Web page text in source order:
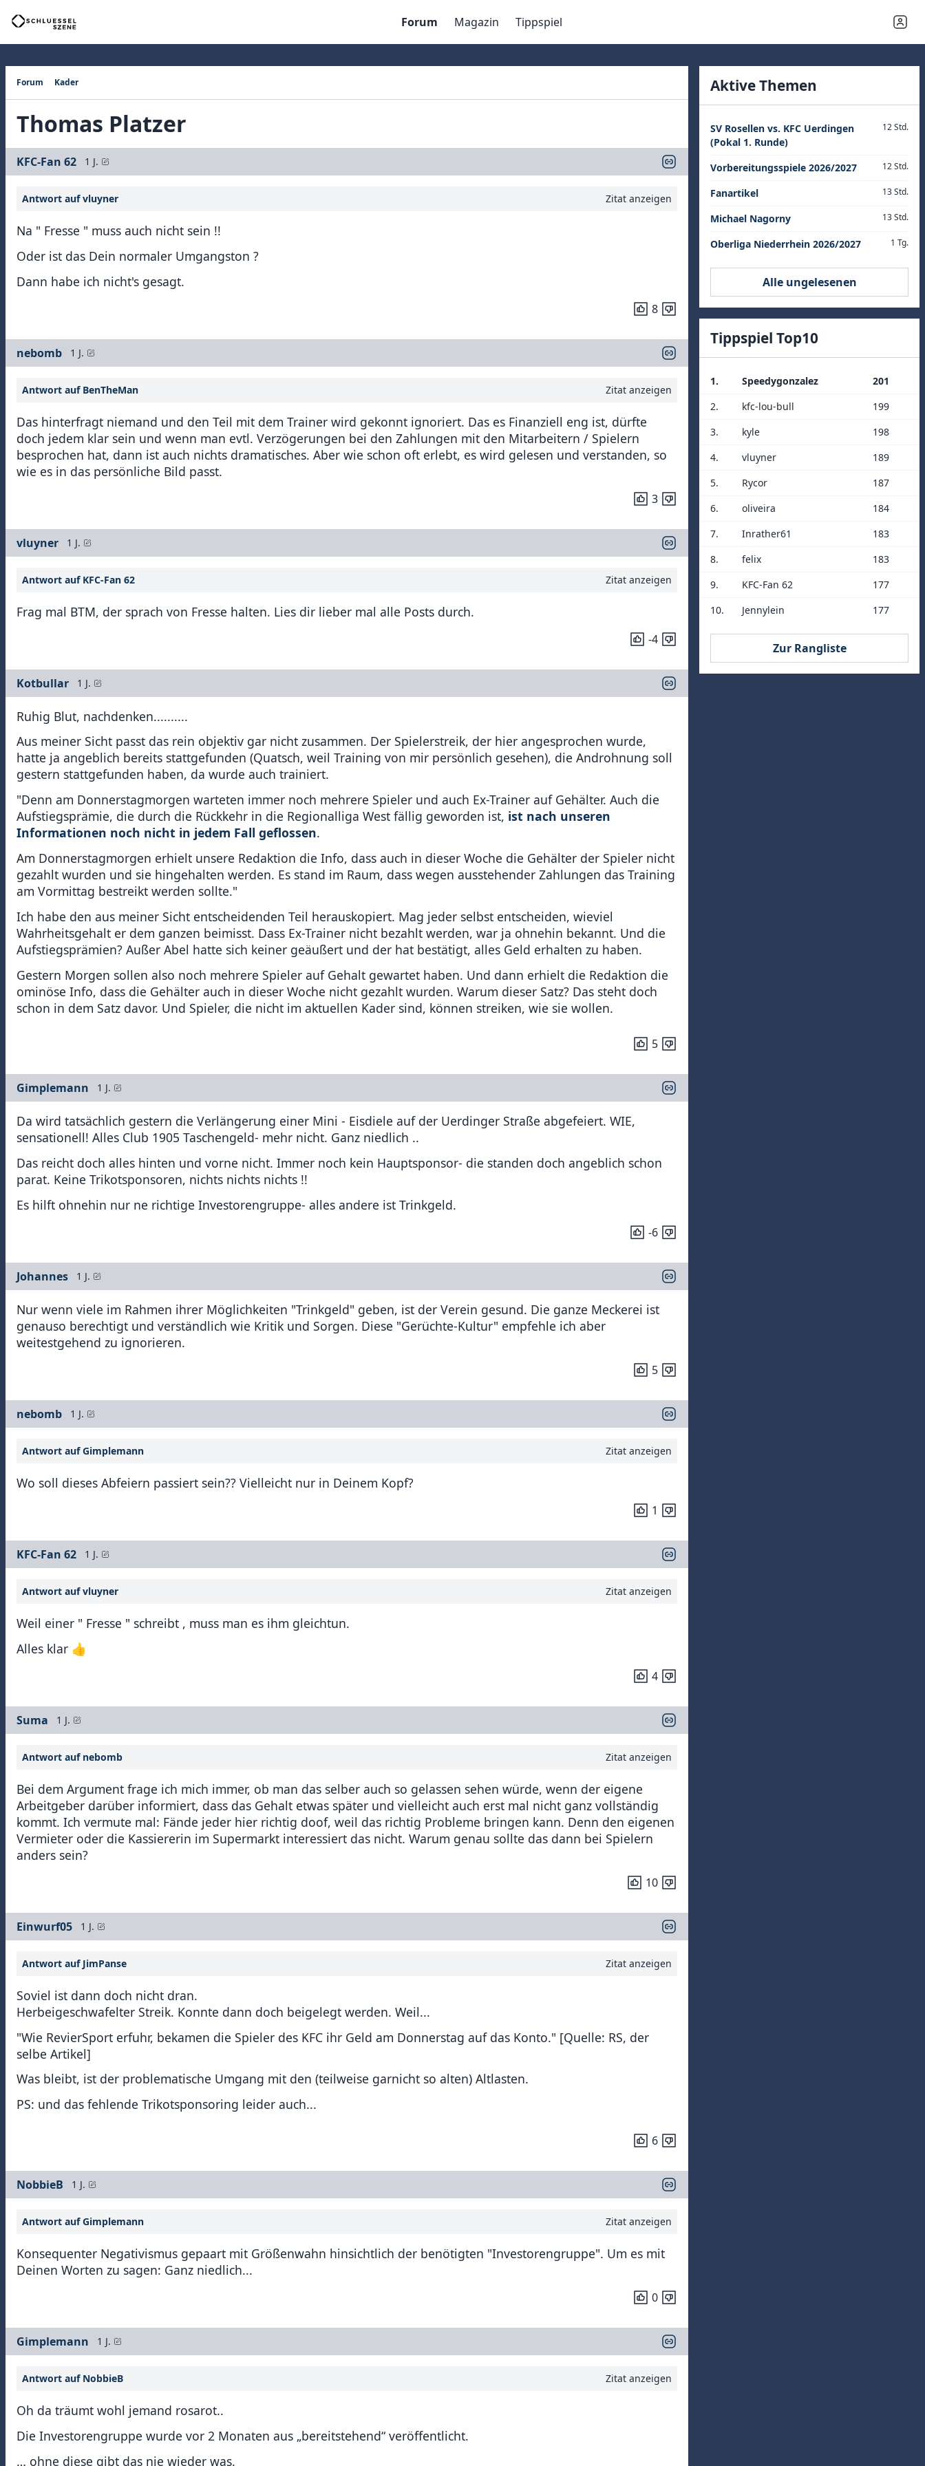
Forum Magazin Tippspiel
Forum Kader
Thomas Platzer
KFC-Fan 62 1 J.
Antwort auf vluyner Zitat anzeigen
Na " Fresse " muss auch nicht sein !!
Oder ist das Dein normaler Umgangston ?
Dann habe ich nicht's gesagt.
8
nebomb 1 J.
Antwort auf BenTheMan Zitat anzeigen
Das hinterfragt niemand und den Teil mit dem Trainer wird gekonnt ignoriert. Das es Finanziell eng ist, dürfte
doch jedem klar sein und wenn man evtl. Verzögerungen bei den Zahlungen mit den Mitarbeitern / Spielern
besprochen hat, dann ist auch nichts dramatisches. Aber wie schon oft erlebt, es wird gelesen und verstanden, so
wie es in das persönliche Bild passt.
3
vluyner 1 J.
Antwort auf KFC-Fan 62 Zitat anzeigen
Frag mal BTM, der sprach von Fresse halten. Lies dir lieber mal alle Posts durch.
-4
Kotbullar 1 J.
Ruhig Blut, nachdenken..........
Aus meiner Sicht passt das rein objektiv gar nicht zusammen. Der Spielerstreik, der hier angesprochen wurde,
hatte ja angeblich bereits stattgefunden (Quatsch, weil Training von mir persönlich gesehen), die Androhnung soll
gestern stattgefunden haben, da wurde auch trainiert.
"Denn am Donnerstagmorgen warteten immer noch mehrere Spieler und auch Ex-Trainer auf Gehälter. Auch die
Aufstiegsprämie, die durch die Rückkehr in die Regionalliga West fällig geworden ist, ist nach unseren
Informationen noch nicht in jedem Fall geflossen.
Am Donnerstagmorgen erhielt unsere Redaktion die Info, dass auch in dieser Woche die Gehälter der Spieler nicht
gezahlt wurden und sie hingehalten werden. Es stand im Raum, dass wegen ausstehender Zahlungen das Training
am Vormittag bestreikt werden sollte."
Ich habe den aus meiner Sicht entscheidenden Teil herauskopiert. Mag jeder selbst entscheiden, wieviel
Wahrheitsgehalt er dem ganzen beimisst. Dass Ex-Trainer nicht bezahlt werden, war ja ohnehin bekannt. Und die
Aufstiegsprämien? Außer Abel hatte sich keiner geäußert und der hat bestätigt, alles Geld erhalten zu haben.
Gestern Morgen sollen also noch mehrere Spieler auf Gehalt gewartet haben. Und dann erhielt die Redaktion die
ominöse Info, dass die Gehälter auch in dieser Woche nicht gezahlt wurden. Warum dieser Satz? Das steht doch
schon in dem Satz davor. Und Spieler, die nicht im aktuellen Kader sind, können streiken, wie sie wollen.
5
Gimplemann 1 J.
Da wird tatsächlich gestern die Verlängerung einer Mini - Eisdiele auf der Uerdinger Straße abgefeiert. WIE,
sensationell! Alles Club 1905 Taschengeld- mehr nicht. Ganz niedlich ..
Das reicht doch alles hinten und vorne nicht. Immer noch kein Hauptsponsor- die standen doch angeblich schon
parat. Keine Trikotsponsoren, nichts nichts nichts !!
Es hilft ohnehin nur ne richtige Investorengruppe- alles andere ist Trinkgeld.
-6
Johannes 1 J.
Nur wenn viele im Rahmen ihrer Möglichkeiten "Trinkgeld" geben, ist der Verein gesund. Die ganze Meckerei ist
genauso berechtigt und verständlich wie Kritik und Sorgen. Diese "Gerüchte-Kultur" empfehle ich aber
weitestgehend zu ignorieren.
5
nebomb 1 J.
Antwort auf Gimplemann Zitat anzeigen
Wo soll dieses Abfeiern passiert sein?? Vielleicht nur in Deinem Kopf?
1
KFC-Fan 62 1 J.
Antwort auf vluyner Zitat anzeigen
Weil einer " Fresse " schreibt , muss man es ihm gleichtun.
Alles klar 👍
4
Suma 1 J.
Antwort auf nebomb Zitat anzeigen
Bei dem Argument frage ich mich immer, ob man das selber auch so gelassen sehen würde, wenn der eigene
Arbeitgeber darüber informiert, dass das Gehalt etwas später und vielleicht auch erst mal nicht ganz vollständig
kommt. Ich vermute mal: Fände jeder hier richtig doof, weil das richtig Probleme bringen kann. Denn den eigenen
Vermieter oder die Kassiererin im Supermarkt interessiert das nicht. Warum genau sollte das dann bei Spielern
anders sein?
10
Einwurf05 1 J.
Antwort auf JimPanse Zitat anzeigen
Soviel ist dann doch nicht dran.
Herbeigeschwafelter Streik. Konnte dann doch beigelegt werden. Weil...
"Wie RevierSport erfuhr, bekamen die Spieler des KFC ihr Geld am Donnerstag auf das Konto." [Quelle: RS, der
selbe Artikel]
Was bleibt, ist der problematische Umgang mit den (teilweise garnicht so alten) Altlasten.
PS: und das fehlende Trikotsponsoring leider auch...
6
NobbieB 1 J.
Antwort auf Gimplemann Zitat anzeigen
Konsequenter Negativismus gepaart mit Größenwahn hinsichtlich der benötigten "Investorengruppe". Um es mit
Deinen Worten zu sagen: Ganz niedlich...
0
Gimplemann 1 J.
Antwort auf NobbieB Zitat anzeigen
Oh da träumt wohl jemand rosarot..
Die Investorengruppe wurde vor 2 Monaten aus „bereitstehend“ veröffentlicht.
… ohne diese gibt das nie wieder was.
Aktive Themen
SV Rosellen vs. KFC Uerdingen
(Pokal 1. Runde)
12 Std.
Vorbereitungsspiele 2026/2027 12 Std.
Fanartikel 13 Std.
Michael Nagorny 13 Std.
Oberliga Niederrhein 2026/2027 1 Tg.
Alle ungelesenen
Tippspiel Top10
1. Speedygonzalez
201
2.
kfc-lou-bull
199
3.
kyle
198
4.
vluyner
189
5.
Rycor
187
6.
oliveira
184
7.
Inrather61
183
8.
felix
183
9.
KFC-Fan 62
177
10.
Jennylein 177
Zur Rangliste